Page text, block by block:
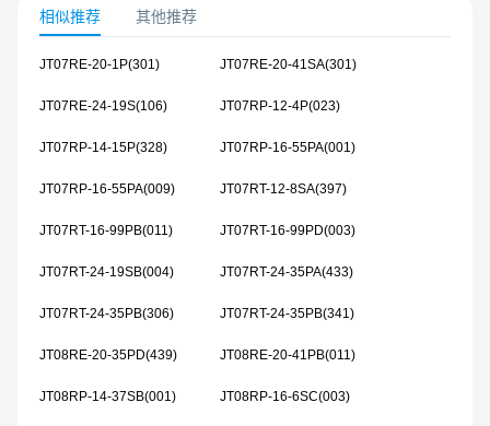
相似推荐 其他推荐
JT07RE-20-1P(301) JT07RE-20-41SA(301)
JT07RE-24-19S(106) JT07RP-12-4P(023)
JT07RP-14-15P(328) JT07RP-16-55PA(001)
JT07RP-16-55PA(009) JT07RT-12-8SA(397)
JT07RT-16-99PB(011) JT07RT-16-99PD(003)
JT07RT-24-19SB(004) JT07RT-24-35PA(433)
JT07RT-24-35PB(306) JT07RT-24-35PB(341)
JT08RE-20-35PD(439) JT08RE-20-41PB(011)
JT08RP-14-37SB(001) JT08RP-16-6SC(003)